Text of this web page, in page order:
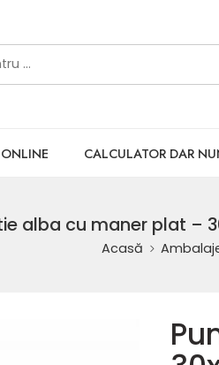
CALCULATOR DAR
alba cu maner plat –
Acasă